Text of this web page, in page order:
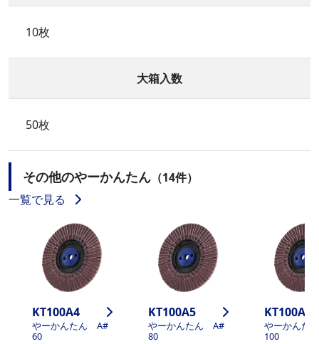
10枚
大箱入数
50枚
その他のやーかんたん （14件）
一覧で見る
KT100A4
やーかんたん A#
60
KT100A5
やーかんたん A#
80
KT100A6
やーかんた
100